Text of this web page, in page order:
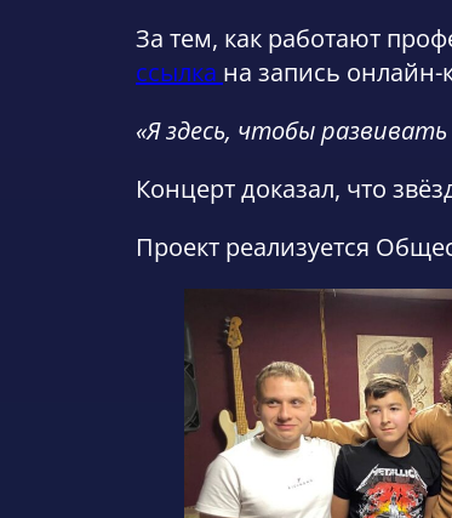
За тем, как работают
ссылка на запись онлайн-
«Я здесь, чтобы
Концерт доказал, что
Проект реализуется